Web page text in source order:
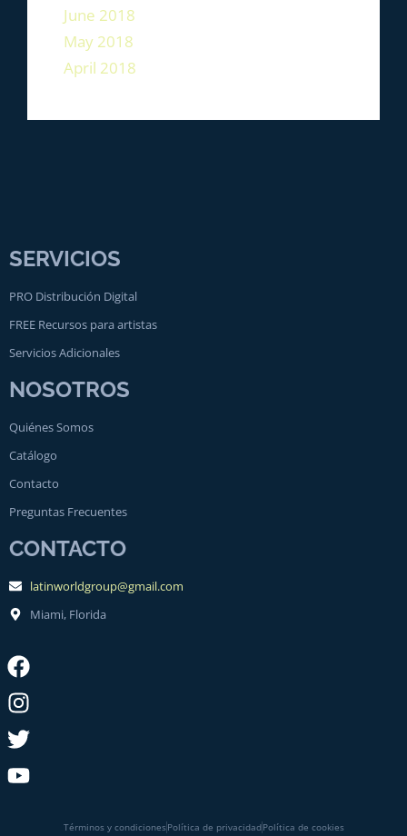
June 2018
May 2018
April 2018
SERVICIOS
PRO Distribución Digital
FREE Recursos para artistas
Servicios Adicionales
NOSOTROS
Quiénes Somos
Catálogo
Contacto
Preguntas Frecuentes
CONTACTO
latinworldgroup@gmail.com
Miami, Florida
Términos y condicionesPolítica de privacidadPolítica de cookies